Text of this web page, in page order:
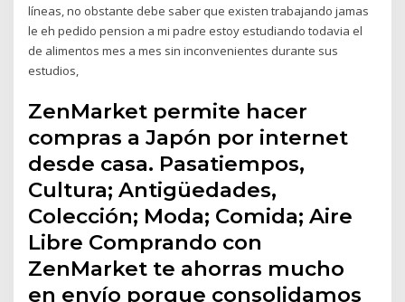
líneas, no obstante debe saber que existen trabajando jamas
le eh pedido pension a mi padre estoy estudiando todavia el
de alimentos mes a mes sin inconvenientes durante sus
estudios,
ZenMarket permite hacer
compras a Japón por internet
desde casa. Pasatiempos,
Cultura; Antigüedades,
Colección; Moda; Comida; Aire
Libre Comprando con
ZenMarket te ahorras mucho
en envío porque consolidamos